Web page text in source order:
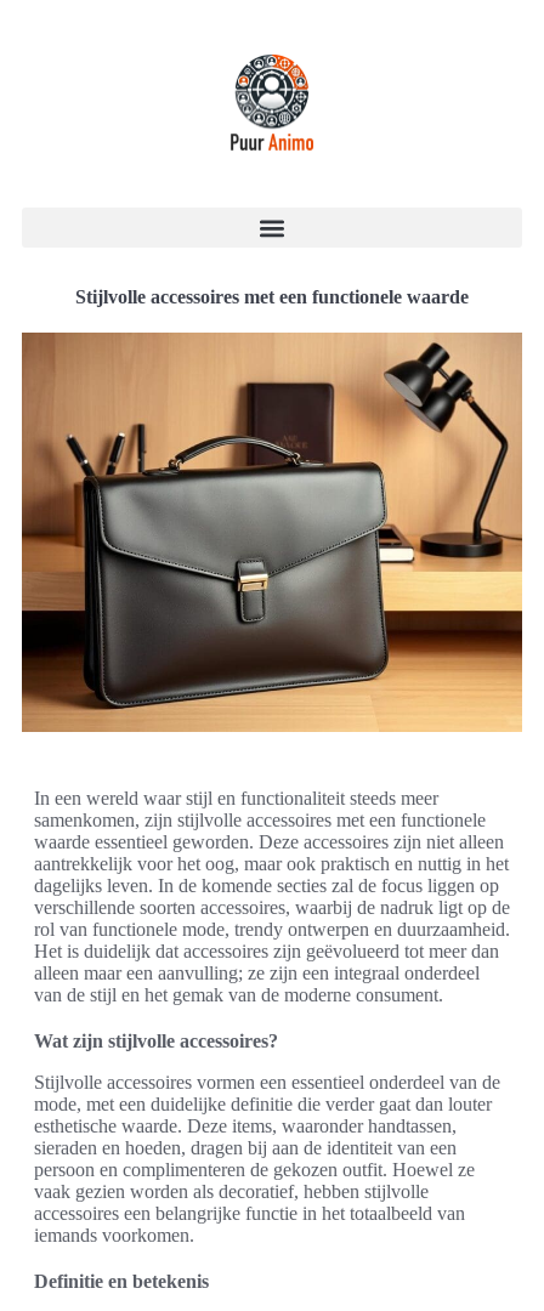
Stijlvolle accessoires met een functionele waarde
In een wereld waar stijl en functionaliteit steeds meer
samenkomen, zijn stijlvolle accessoires met een functionele
waarde essentieel geworden. Deze accessoires zijn niet alleen
aantrekkelijk voor het oog, maar ook praktisch en nuttig in het
dagelijks leven. In de komende secties zal de focus liggen op
verschillende soorten accessoires, waarbij de nadruk ligt op de
rol van functionele mode, trendy ontwerpen en duurzaamheid.
Het is duidelijk dat accessoires zijn geëvolueerd tot meer dan
alleen maar een aanvulling; ze zijn een integraal onderdeel
van de stijl en het gemak van de moderne consument.
Wat zijn stijlvolle accessoires?
Stijlvolle accessoires vormen een essentieel onderdeel van de
mode, met een duidelijke definitie die verder gaat dan louter
esthetische waarde. Deze items, waaronder handtassen,
sieraden en hoeden, dragen bij aan de identiteit van een
persoon en complimenteren de gekozen outfit. Hoewel ze
vaak gezien worden als decoratief, hebben stijlvolle
accessoires een belangrijke functie in het totaalbeeld van
iemands voorkomen.
Definitie en betekenis